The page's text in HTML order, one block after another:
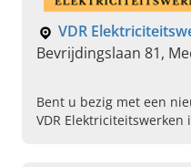
VDR
Bevrijdingslaan 81,
Bent u bezig met een
VDR